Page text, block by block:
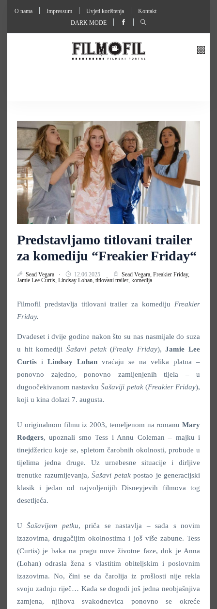
O nama Impressum Uvjeti korištenja
Kontakt
DARK MODE
Predstavljamo titlovani trailer
za komediju “Freakier Friday“
Sead Vegara 12.06.2025. Sead Vegara, Freakier Friday,
Jamie Lee Curtis, Lindsay Lohan, titlovani trailer, komedija
Filmofil predstavlja titlovani trailer za komediju Freakier
Friday.
Dvadeset i dvije godine nakon što su nas nasmijale do suza
u hit komediji Šašavi petak(Freaky Friday),Jamie Lee
Curtis i Lindsay Lohan vraćaju se na velika platna –
ponovno zajedno, ponovno zamijenjenih tijela –
u
dugoočekivanom nastavkuŠašaviji petak(Freakier Friday),
koji u kina dolazi 7. augusta.
U originalnom filmu iz 2003, temeljenom na romanu Mary
Rodgers, upoznali smo Tess i Annu Coleman – majku i
tinejdžericu koje se, spletom čarobnih okolnosti, probude u
tijelima jedna druge. Uz urnebesne situacije i dirljive
trenutke razumijevanja, Šašavi petakpostao je generacijski
klasik i jedan od najvoljenijih Disneyjevih filmova tog
desetljeća.
U Šašavijem petku, priča se nastavlja – sada s novim
izazovima, drugačijim okolnostima i još više zabune. Tess
(Curtis) je baka na pragu nove životne faze, dok je Anna
(Lohan) odrasla žena s vlastitim obiteljskim i poslovnim
izazovima. No, čini se da čarolija iz prošlosti nije rekla
svoju zadnju riječ… Kada se dogodi još jedna neobjašnjiva
zamjena, njihova svakodnevica ponovno se okreće